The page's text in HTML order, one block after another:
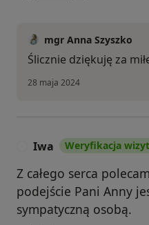
mgr Anna Szyszko
Ślicznie dziękuję za
28 maja 2024
Iwa Weryfikacja
Z całego serca
podejście Pani Anny
sympatyczną osobą.